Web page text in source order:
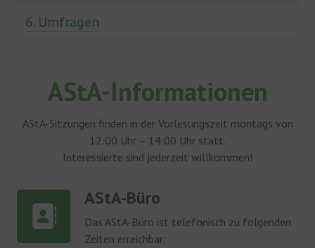
6. Umfragen
AStA-Informationen
AStA-Sitzungen finden in der Vorlesungszeit montags von
12:00 Uhr – 14:00 Uhr statt.
Interessierte sind jederzeit willkommen!
AStA-Büro
Das AStA-Büro ist telefonisch zu folgenden
Zeiten erreichbar: